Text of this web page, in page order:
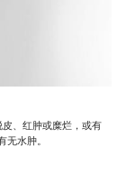
、红肿或糜烂，或有
无水肿。